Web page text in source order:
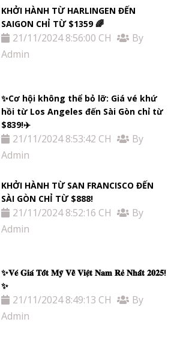
KHỞI HÀNH TỪ HARLINGEN ĐẾN
SAIGON CHỈ TỪ $1359 🌈
21/11/2024 8:56:00 CH
By
Admin
✨Cơ hội không thể bỏ lỡ: Giá vé khứ
hồi từ Los Angeles đến Sài Gòn chỉ từ
$839!✈️
21/11/2024 8:53:42 CH
By
Admin
KHỞI HÀNH TỪ SAN FRANCISCO ĐẾN
SÀI GÒN CHỈ TỪ $888!
21/11/2024 8:52:16 CH
By
Admin
✨𝐕𝐞́ 𝐆𝐢𝐚́ 𝐓𝐨̂́𝐭 𝐌𝐲̃ 𝐕𝐞̂̀ 𝐕𝐢𝐞̣̂𝐭 𝐍𝐚𝐦 𝐑𝐞̉ 𝐍𝐡𝐚̂́𝐭 𝟐𝟎𝟐𝟓!
✨
21/11/2024 8:49:13 CH
By
Admin